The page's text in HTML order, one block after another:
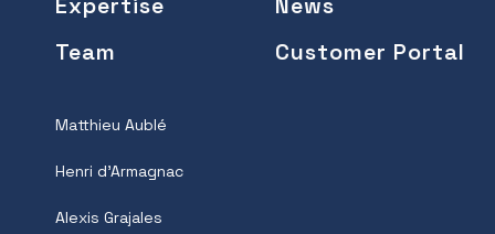
Team
Customer Portal
Matthieu Aublé
Henri d’Armagnac
Alexis Grajales